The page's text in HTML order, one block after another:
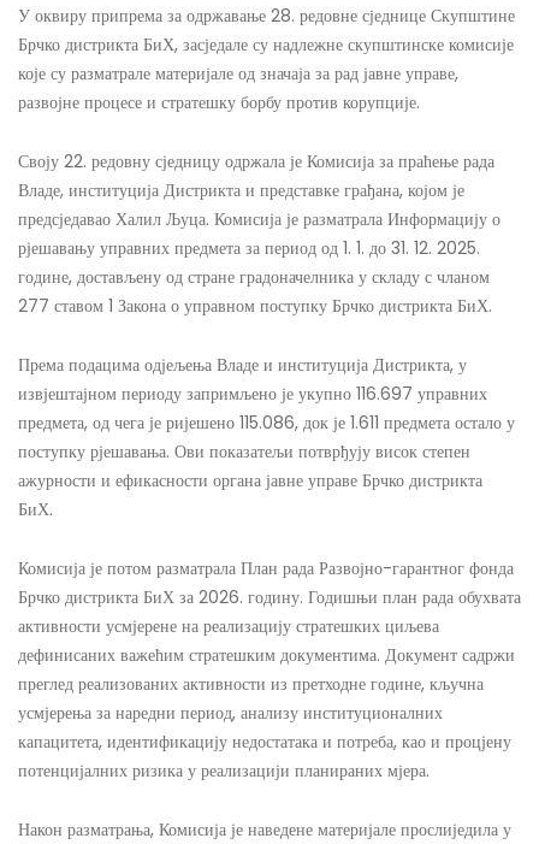
У оквиру припрема за одржавање 28. редовне сједнице Скупштине
Брчко дистрикта БиХ, засједале су надлежне скупштинске комисије
које су разматрале материјале од значаја за рад јавне управе,
развојне процесе и стратешку борбу против корупције.
Своју 22. редовну сједницу одржала је Комисија за праћење рада
Владе, институција Дистрикта и представке грађана, којом је
предсједавао Халил Љуца. Комисија је разматрала Информацију о
рјешавању управних предмета за период од 1. 1. до 31. 12. 2025.
године, достављену од стране градоначелника у складу с чланом
277 ставом 1 Закона о управном поступку Брчко дистрикта БиХ.
Према подацима одјељења Владе и институција Дистрикта, у
извјештајном периоду запримљено је укупно 116.697 управних
предмета, од чега је ријешено 115.086, док је 1.611 предмета остало у
поступку рјешавања. Ови показатељи потврђују висок степен
ажурности и ефикасности органа јавне управе Брчко дистрикта
БиХ.
Комисија је потом разматрала План рада Развојно-гарантног фонда
Брчко дистрикта БиХ за 2026. годину. Годишњи план рада обухвата
активности усмјерене на реализацију стратешких циљева
дефинисаних важећим стратешким документима. Документ садржи
преглед реализованих активности из претходне године, кључна
усмјерења за наредни период, анализу институционалних
капацитета, идентификацију недостатака и потреба, као и процјену
потенцијалних ризика у реализацији планираних мјера.
Након разматрања, Комисија је наведене материјале прослиједила у